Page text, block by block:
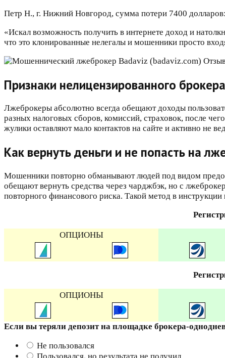
Петр Н., г. Нижний Новгород, сумма потери 7400 долларов:
«Искал возможность получить в интернете доход и
что это клонированные нелегалы и мошенники просто
Признаки нелицензированного
Лжеброкеры абсолютно всегда обещают доходы
разных налоговых сборов, комиссий, страховок, после
жулики оставляют мало контактов на сайте и активно не
Как вернуть деньги и не попасть на
Мошенники повторно обманывают людей под видом
обещают вернуть средства через чарджбэк, но с
повторного финансового риска. Такой метод в
ОПЦИОНЫ
ОПЦИОНЫ
Если вы теряли депозит на площадке брокера-
Не пользовался